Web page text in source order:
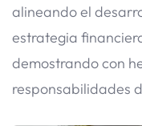
alineando el
estrategia
demostrando con
responsabilidades